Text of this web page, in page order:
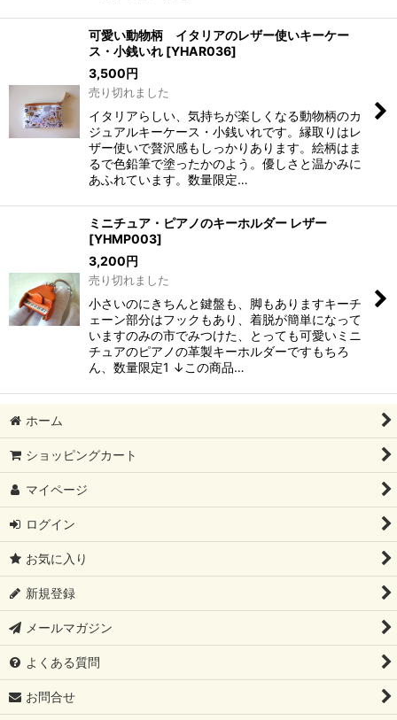
可愛い動物柄 イタリアのレザー使いキーケー
ス・小銭いれ [YHAR036]
3,500円
売り切れました
イタリアらしい、気持ちが楽しくなる動物柄のカ
ジュアルキーケース・小銭いれです。縁取りはレ
ザー使いで贅沢感もしっかりあります。絵柄はま
るで色鉛筆で塗ったかのよう。優しさと温かみに
あふれています。数量限定…
ミニチュア・ピアノのキーホルダー レザー
[YHMP003]
3,200円
売り切れました
小さいのにきちんと鍵盤も、脚もありますキーチ
ェーン部分はフックもあり、着脱が簡単になって
いますのみの市でみつけた、とっても可愛いミニ
チュアのピアノの革製キーホルダーですもちろ
ん、数量限定1 ↓この商品…
ホーム
ショッピングカート
マイページ
ログイン
お気に入り
新規登録
メールマガジン
よくある質問
お問合せ